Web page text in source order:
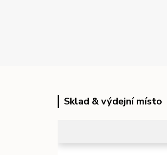
Sklad & výdejní místo